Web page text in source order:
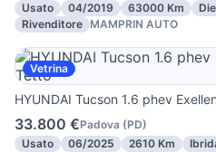
Usato
04/2019 63000 Km
Rivenditore MAMPRIN AUTO
Vetrina
HYUNDAI Tucson 1.6 phev
33.800 €Padova (PD)
Usato
06/2025 2610 Km